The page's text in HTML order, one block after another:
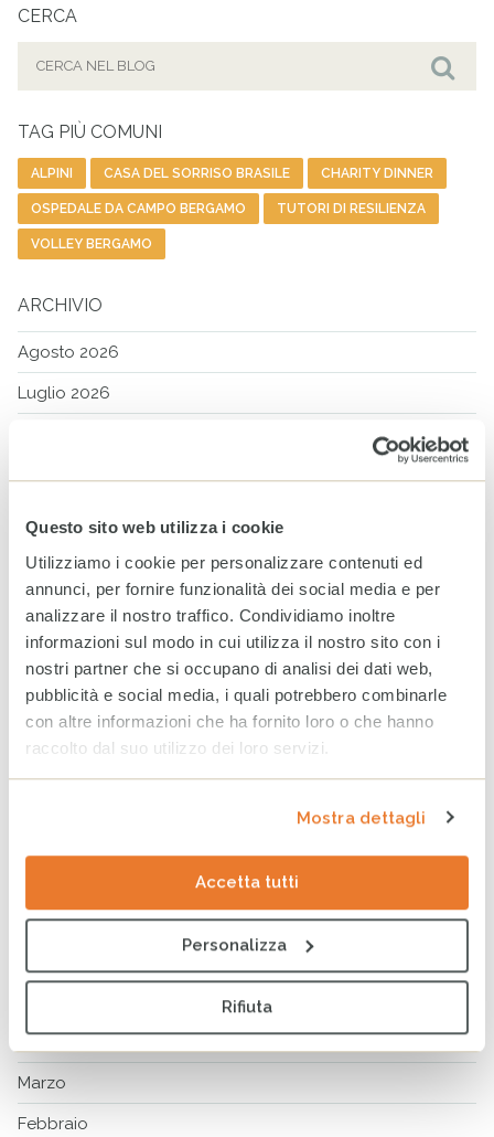
Questo sito web utilizza i cookie
Utilizziamo i cookie per personalizzare contenuti ed
annunci, per fornire funzionalità dei social media e per
analizzare il nostro traffico. Condividiamo inoltre
informazioni sul modo in cui utilizza il nostro sito con i
nostri partner che si occupano di analisi dei dati web,
pubblicità e social media, i quali potrebbero combinarle
con altre informazioni che ha fornito loro o che hanno
raccolto dal suo utilizzo dei loro servizi.
Mostra dettagli
Accetta tutti
Personalizza
Rifiuta
CERCA
TAG PIÙ COMUNI
ALPINI CASA DEL SORRISO BRASILE CHARITY DINNER
OSPEDALE DA CAMPO BERGAMO TUTORI DI RESILIENZA
VOLLEY BERGAMO
ARCHIVIO
Agosto 2026
Luglio 2026
Marzo 2026
ARCHIVIO
2025 2024 2023
Dicembre
Novembre
Luglio
Aprile
Marzo
Febbraio